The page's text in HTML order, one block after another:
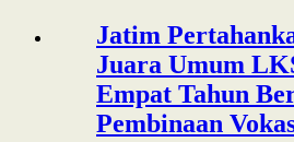
Jatim
Juara Umum
Empat Tahun
Pembinaan